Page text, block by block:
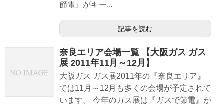
節電』がキー...
記事を読む
奈良エリア会場一覧 【大阪ガス ガス
展 2011年11月～12月】
大阪ガス ガス展2011年の『奈良エリア』
では11月～12月も多くの会場が予定されて
います。 今年のガス展は『ガスで節電』が